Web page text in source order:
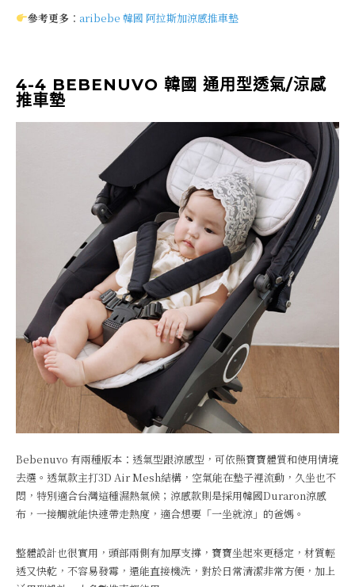
參考更多 ： aribebe 韓國 阿拉斯加涼感推車墊
4-4 BEBENUVO 韓國 通用型透氣/涼感
推車墊
Bebenuvo 有兩種版本：透氣型跟涼感型，可依照寶寶體質和使用情境
去選。透氣款主打3D Air Mesh結構，空氣能在墊子裡流動，久坐也不
悶，特別適合台灣這種濕熱氣候；涼感款則是採用韓國Duraron涼感
布，一接觸就能快速帶走熱度，適合想要「一坐就涼」的爸媽。
整體設計也很實用，頭部兩側有加厚支撐，寶寶坐起來更穩定，材質輕
透又快乾，不容易發霉，還能直接機洗，對於日常清潔非常方便，加上